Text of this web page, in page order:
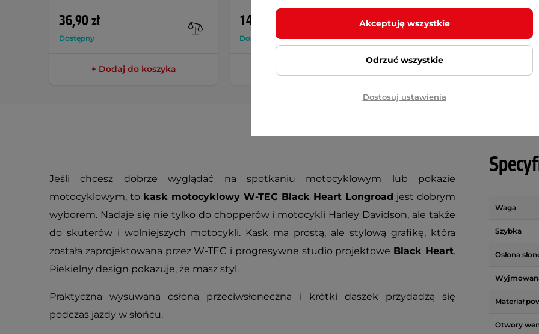
36,90 zł
Dostępny
+ Dodaj do koszyka
149,90 zł
Dostępny
549 zł
Dostępny
Jeśli chcesz dobrze wyglądać na spotkaniu motocyklowym lub pokazie
motocyklowym, to kask motocyklowy W-TEC Black Heart Longroad jest dobrym
wyborem. Nadaje się nie tylko do chopperów i motocykli Harley Davidson, ale także
do skuterów i wolniejszych motocykli. Kask ma prostą, ale stylową grafikę, która
została zaprojektowana przez W-TEC i progresywne studio projektowe Black Heart.
Piekielny design pokazuje, że masz styl.
Praktyczna wysuwana osłona przeciwsłoneczna i krótki daszek przydadzą się
podczas jazdy w słońcu.
Waga
Szybka
Osłona
Materiał
Otwory
Akceptuję wszystkie
Odrzuć wszystkie
Dostosuj ustawienia